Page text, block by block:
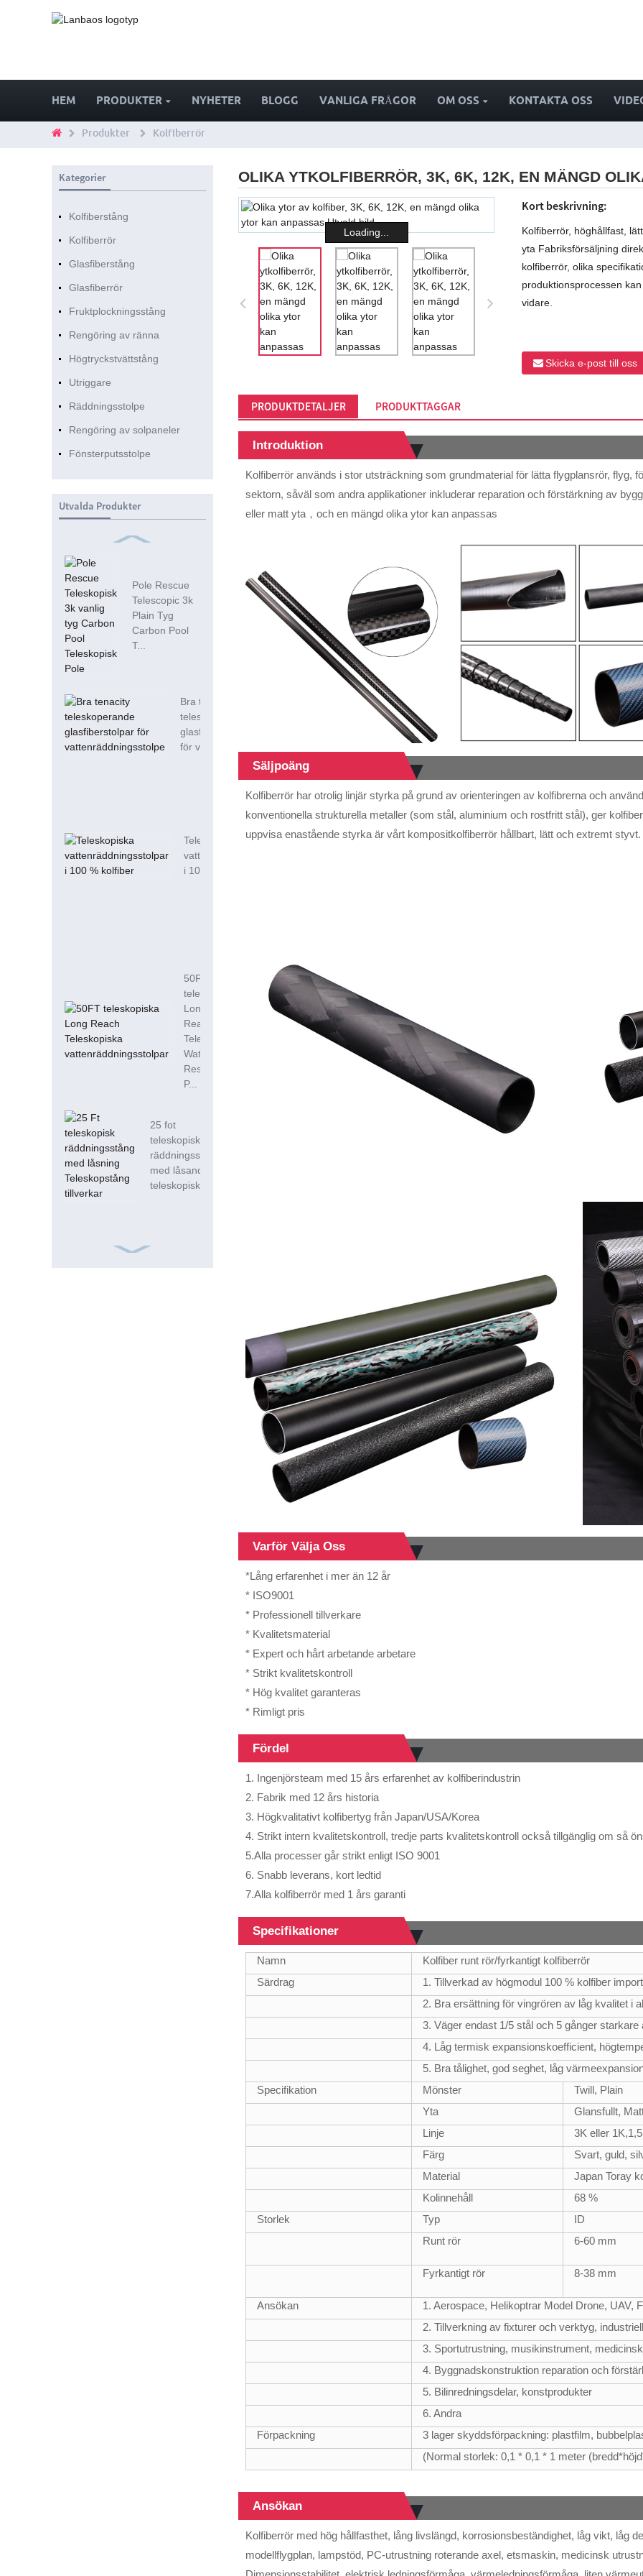
HEM PRODUKTER NYHETER BLOGG VANLIGA FRÅGOR OM OSS KONTAKTA OSS
Produkter Kolfiberrör
Kategorier
Kolfiberstång
Kolfiberrör
Glasfiberstång
Glasfiberrör
Fruktplockningsstång
Rengöring av ränna
Högtryckstvättstång
Utriggare
Räddningsstolpe
Rengöring av solpaneler
Fönsterputsstolpe
Utvalda Produkter
Pole Rescue
Telescopic 3k
Plain Tyg
Carbon Pool
T...
Bra tenacity
teleskoperande
glasfiberstolpar
för vatten...
Teleskopiska
vattenräddningsstolpar
i 100 % kolfiber
50FT
teleskopisk
Long
Reach
Telescopic
Water
Rescue
P...
25 fot
teleskopisk
räddningsstolpe
med låsande
teleskopisk ...
18FT teleskopiska
glasfiberkompositrör
OLIKA YTKOLFIBERRÖR, 3K, 6K, 12K, EN MÄNGD
Loading...
Kort beskrivning:
Kolfiberrör, höghållfast,
yta Fabriksförsäljning
kolfiberrör, olika
produktionsprocessen
vidare.
Skicka e-post till oss
PRODUKTDETALJER PRODUKTTAGGAR
Introduktion
Kolfiberrör används i stor utsträckning som grundmaterial för lätta flygplansrör, flyg,
sektorn, såväl som andra applikationer inkluderar reparation och förstärkning av
eller matt yta，och en mängd olika ytor kan anpassas
Säljpoäng
Kolfiberrör har otrolig linjär styrka på grund av orienteringen av kolfibrerna och
konventionella strukturella metaller (som stål, aluminium och rostfritt stål), ger
uppvisa enastående styrka är vårt kompositkolfiberrör hållbart, lätt och extremt styvt.
Varför Välja Oss
*Lång erfarenhet i mer än 12 år
* ISO9001
* Professionell tillverkare
* Kvalitetsmaterial
* Expert och hårt arbetande arbetare
* Strikt kvalitetskontroll
* Hög kvalitet garanteras
* Rimligt pris
Fördel
1. Ingenjörsteam med 15 års erfarenhet av kolfiberindustrin
2. Fabrik med 12 års historia
3. Högkvalitativt kolfibertyg från Japan/USA/Korea
4. Strikt intern kvalitetskontroll, tredje parts kvalitetskontroll också tillgänglig om så
5.Alla processer går strikt enligt ISO 9001
6. Snabb leverans, kort ledtid
7.Alla kolfiberrör med 1 års garanti
Specifikationer
Namn
Kolfiber runt rör/fyrkantigt kolfiberrör
Särdrag
1. Tillverkad av högmodul 100 % kolfiber
2. Bra ersättning för vingrören av låg kvalitet i
3. Väger endast 1/5 stål och 5 gånger starkare
4. Låg termisk expansionskoefficient,
5. Bra tålighet, god seghet, låg
Specifikation
Mönster
Twill, Plain
Yta
Glansfullt,
Linje
3K eller
Färg
Svart, guld,
Material
Japan Toray
Kolinnehåll
68 %
Storlek
Typ ID
Runt rör
6-60 mm
Fyrkantigt rör
8-38 mm
Ansökan
1. Aerospace, Helikoptrar Model Drone, UAV,
2. Tillverkning av fixturer och verktyg,
3. Sportutrustning, musikinstrument,
4. Byggnadskonstruktion reparation och
5. Bilinredningsdelar, konstprodukter
6. Andra
Förpackning
3 lager skyddsförpackning: plastfilm,
(Normal storlek: 0,1 * 0,1 * 1 meter
Ansökan
Kolfiberrör med hög hållfasthet, lång livslängd, korrosionsbeständighet, låg vikt, låg
modellflygplan, lampstöd, PC-utrustning roterande axel, etsmaskin, medicinsk